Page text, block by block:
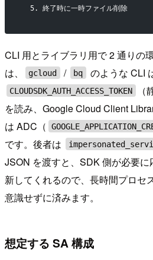
  5. 終了時に一時ファイル削除
CLI 用とライブラリ用で 2 通りの
は、
gcloud / bq のような CLI
CLOUDSDK_AUTH_ACCESS_TOKEN
を読み、Google Cloud Client
は ADC（
です。後者は
JSON を渡すと、SDK 側が必要
新してくれるので、長時間プロセ
意識せずに済みます。
想定する SA 構成